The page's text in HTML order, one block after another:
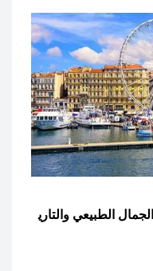
الطبيعي والتاري